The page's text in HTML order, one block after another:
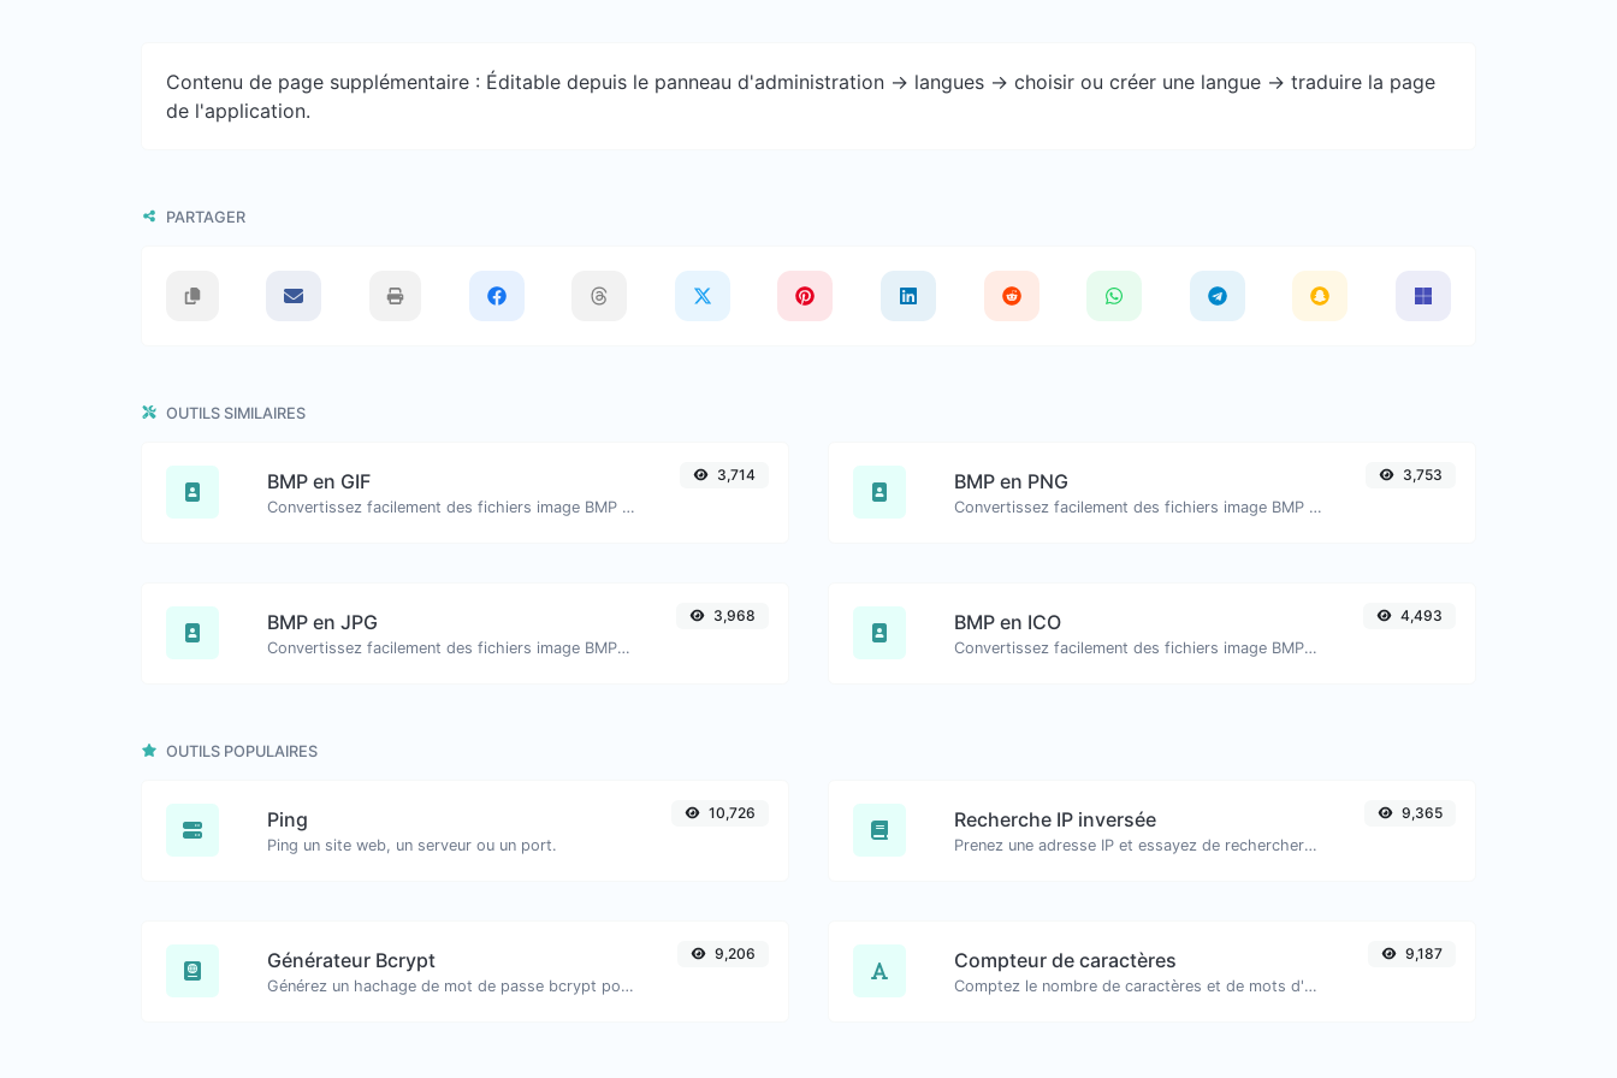
Contenu de page supplémentaire : Éditable depuis le panneau d'administration -> langues -> choisir ou créer une langue -> traduire la page
de l'application.
PARTAGER
OUTILS SIMILAIRES
BMP en GIF
Convertissez facilement des fichiers image BMP en GIF.
3,714 BMP en PNG
Convertissez facilement des fichiers image BMP en PNG.
3,753
BMP en JPG
Convertissez facilement des fichiers image BMP en JPG.
3,968 BMP en ICO
Convertissez facilement des fichiers image BMP en ICO.
4,493
OUTILS POPULAIRES
Ping
Ping un site web, un serveur ou un port.
10,726 Recherche IP inversée
Prenez une adresse IP et essayez de rechercher le domaine/hôte associé.
9,365
Générateur Bcrypt
Générez un hachage de mot de passe bcrypt pour toute chaîne d'entrée.
9,206 Compteur de caractères
Comptez le nombre de caractères et de mots d'un texte donné.
9,187